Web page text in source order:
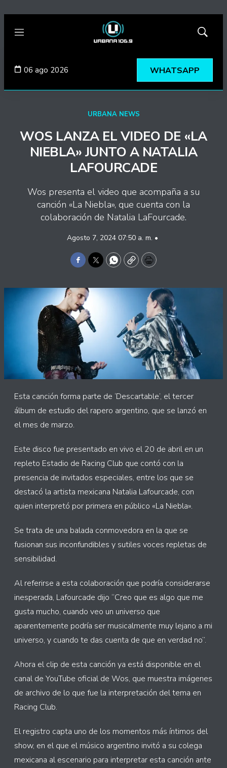
Menú
Mostrar
06 ago 2026 WHATSAPP
URBANA NEWS
WOS LANZA EL VIDEO DE «LA
NIEBLA» JUNTO A NATALIA
LAFOURCADE
Wos presenta el video que acompaña a su
canción «La Niebla», que cuenta con la
colaboración de Natalia LaFourcade.
Agosto 7, 2024 07:50 a. m. •
Facebook
TwitterWhatsApp
CopyPrint
Esta canción forma parte de ‘Descartable’, el tercer
álbum de estudio del rapero argentino, que se lanzó en
el mes de marzo.
Este disco fue presentado en vivo el 20 de abril en un
repleto Estadio de Racing Club que contó con la
presencia de invitados especiales, entre los que se
destacó la artista mexicana Natalia Lafourcade, con
quien interpretó por primera en público «La Niebla».
Se trata de una balada conmovedora en la que se
fusionan sus inconfundibles y sutiles voces repletas de
sensibilidad.
Al referirse a esta colaboración que podría considerarse
inesperada, Lafourcade dijo “Creo que es algo que me
gusta mucho, cuando veo un universo que
aparentemente podría ser musicalmente muy lejano a mi
universo, y cuando te das cuenta de que en verdad no”.
Ahora el clip de esta canción ya está disponible en el
canal de YouTube oficial de Wos, que muestra imágenes
de archivo de lo que fue la interpretación del tema en
Racing Club.
El registro capta uno de los momentos más íntimos del
show, en el que el músico argentino invitó a su colega
mexicana al escenario para interpretar esta canción ante